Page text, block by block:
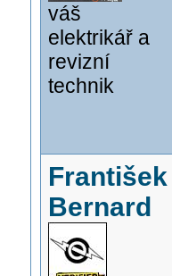
váš
elektrikář a
revizní
technik
František
Bernard